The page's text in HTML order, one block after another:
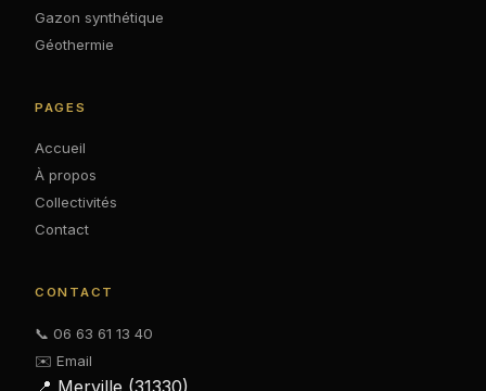
Gazon synthétique
Géothermie
PAGES
Accueil
À propos
Collectivités
Contact
CONTACT
📞 06 63 61 13 40
✉️ Email
📍 Merville (31330)